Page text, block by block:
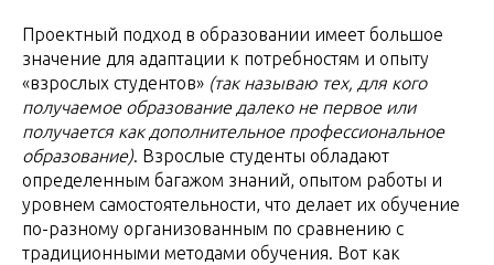
Проектный подход в образовании имеет большое
значение для адаптации к потребностям и опыту
«взрослых студентов» (так называю тех, для кого
получаемое образование далеко не первое или
получается как дополнительное профессиональное
образование). Взрослые студенты обладают
определенным багажом знаний, опытом работы и
уровнем самостоятельности, что делает их обучение
по-разному организованным по сравнению с
традиционными методами обучения. Вот как